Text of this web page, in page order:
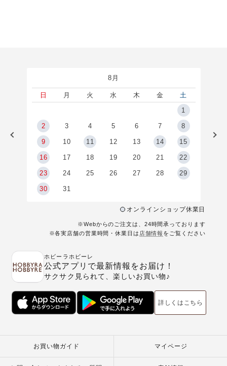
8月
日 月 火 水 木 金
土
1
2 3 4 5 6 7 8
9 10 11 12 13 14 15
16 17 18 19 20 21 22
23 24 25 26 27 28 29
30 31
オンラインショップ休業日
※Webからのご注文は、24時間承っております
※各実店舗の営業時間・休業日は 店舗情報 をご覧ください
ホビーラホビーレ
公式アプリで最新情報をお届け！
サクサク見られて、楽しいお買い物♪
詳しくはこちら
お買い物ガイド マイページ